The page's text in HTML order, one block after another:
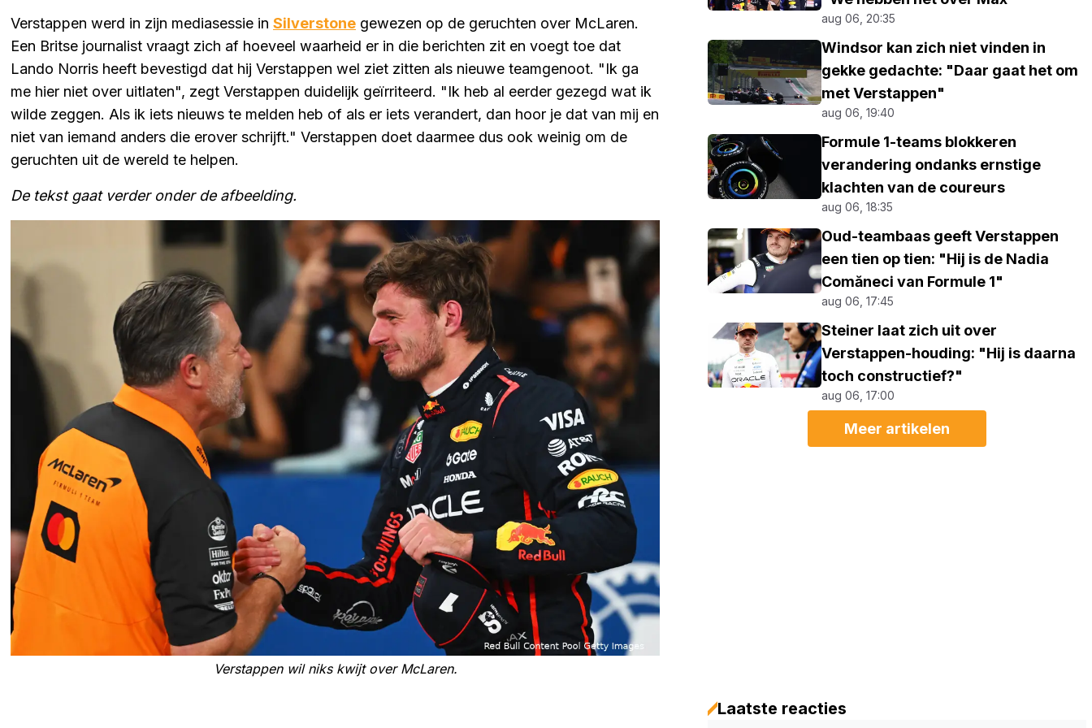
Verstappen werd in zijn mediasessie in Silverstone gewezen op de geruchten over McLaren.
Een Britse journalist vraagt zich af hoeveel waarheid er in die berichten zit en voegt toe dat
Lando Norris heeft bevestigd dat hij Verstappen wel ziet zitten als nieuwe teamgenoot. "Ik ga
me hier niet over uitlaten", zegt Verstappen duidelijk geïrriteerd. "Ik heb al eerder gezegd wat ik
wilde zeggen. Als ik iets nieuws te melden heb of als er iets verandert, dan hoor je dat van mij en
niet van iemand anders die erover schrijft." Verstappen doet daarmee dus ook weinig om de
geruchten uit de wereld te helpen.
De tekst gaat verder onder de afbeelding.
Verstappen wil niks kwijt over McLaren.
aug 06, 20:35
Windsor kan zich niet vinden in
gekke gedachte: "Daar gaat het om
met Verstappen"
aug 06, 19:40
Formule 1-teams blokkeren
verandering ondanks ernstige
klachten van de coureurs
aug 06, 18:35
Oud-teambaas geeft Verstappen
een tien op tien: "Hij is de Nadia
Comăneci van Formule 1"
aug 06, 17:45
Steiner laat zich uit over
Verstappen-houding: "Hij is daarna
toch constructief?"
aug 06, 17:00
Meer artikelen
Laatste reacties